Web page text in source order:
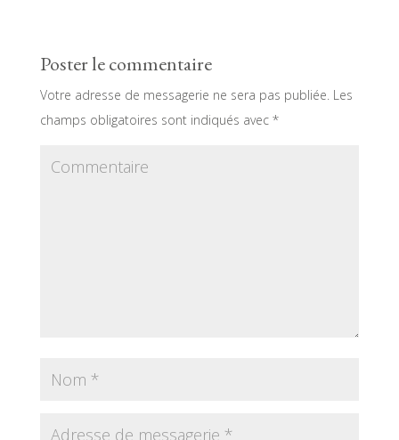
Poster le commentaire
Votre adresse de messagerie ne sera pas publiée.Les
champs obligatoires sont indiqués avec *